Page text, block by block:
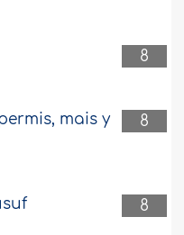
8
8
mais y
8